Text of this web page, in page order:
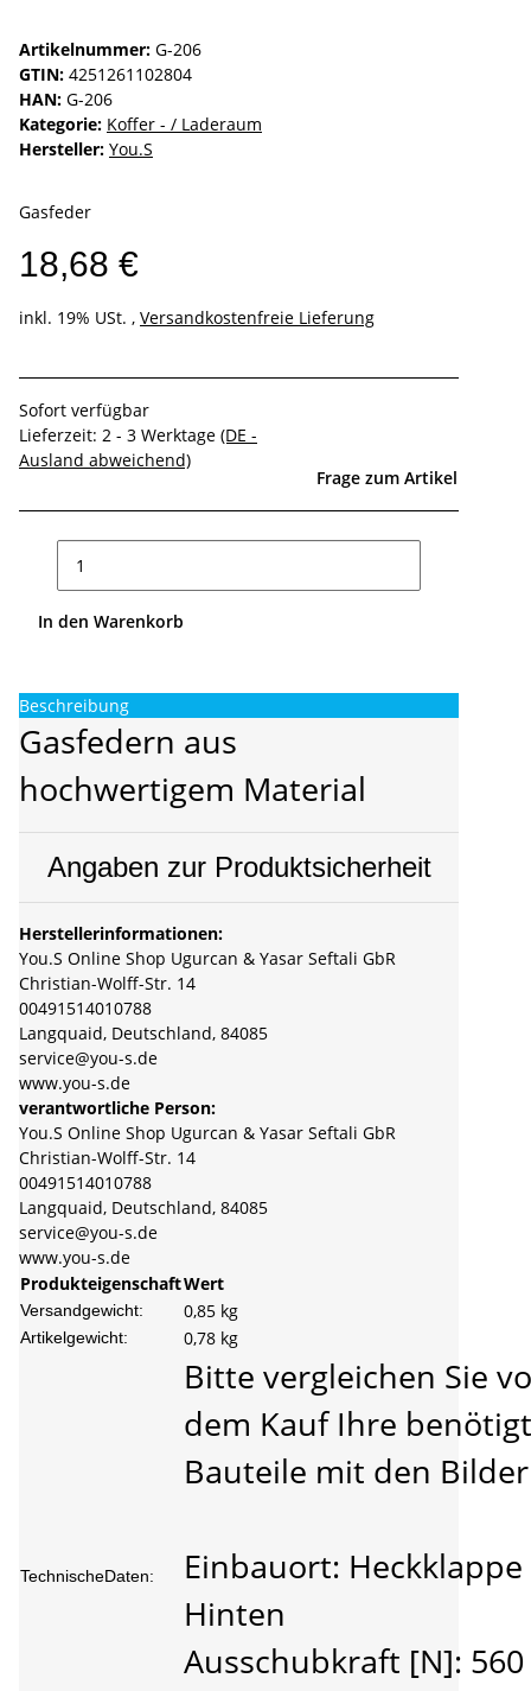
Artikelnummer: G-206
GTIN: 4251261102804
HAN: G-206
Kategorie: Koffer - / Laderaum
Hersteller: You.S
Gasfeder
18,68 €
inkl. 19% USt. , Versandkostenfreie Lieferung
Sofort verfügbar
Lieferzeit: 2 - 3 Werktage (DE -
Ausland abweichend)
Frage zum Artikel
In den Warenkorb
Beschreibung
Gasfedern aus
hochwertigem Material
Angaben zur Produktsicherheit
Herstellerinformationen:
You.S Online Shop Ugurcan & Yasar Seftali GbR
Christian-Wolff-Str. 14
00491514010788
Langquaid, Deutschland, 84085
service@you-s.de
www.you-s.de
verantwortliche Person:
You.S Online Shop Ugurcan & Yasar Seftali GbR
Christian-Wolff-Str. 14
00491514010788
Langquaid, Deutschland, 84085
service@you-s.de
www.you-s.de
ProdukteigenschaftWert
Versandgewicht: 0,85 kg
Artikelgewicht: 0,78 kg
TechnischeDaten:
Bitte vergleichen Sie
dem Kauf Ihre
Bauteile mit den
Einbauort:
Hinten
Ausschubkraft [N]: 560